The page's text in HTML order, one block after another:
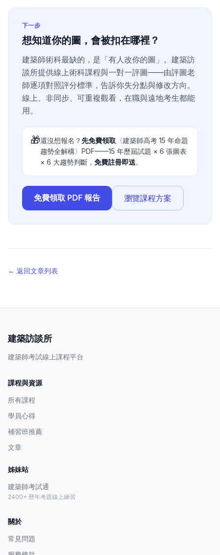
下一步
想知道你的圖，會被扣在哪裡？
建築師術科最缺的，是「有人改你的圖」。建築訪
談所提供線上術科課程與一對一評圖——由評圖老
師逐項對照評分標準，告訴你失分點與修改方向。
線上、非同步、可重複觀看，在職與遠地考生都能
用。
🎁還沒想報名？先免費領取 〈建築師高考 15 年命題
趨勢全解構〉PDF——15 年歷屆試題 × 6 張圖表
× 6 大趨勢判斷， 免費註冊即送。
免費領取 PDF 報告 瀏覽課程方案
← 返回文章列表
建築訪談所
建築師考試線上課程平台
課程與資源
所有課程
學員心得
補習班推薦
文章
姊妹站
建築師考試通
2400+ 歷年考題線上練習
關於
常見問題